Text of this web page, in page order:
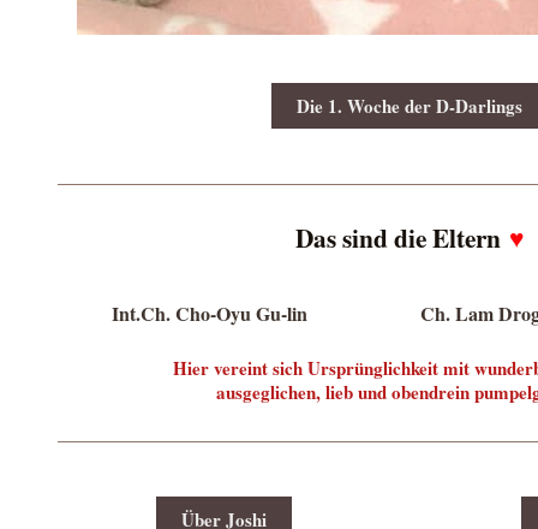
Die 1. Woche der D-Darlings
Das sind die Eltern ♥
Int.Ch. Cho-Oyu Gu-lin Ch. Lam Drog
Hier vereint sich Ursprünglichkeit mit
ausgeglichen, lieb und obendrein
Über Joshi